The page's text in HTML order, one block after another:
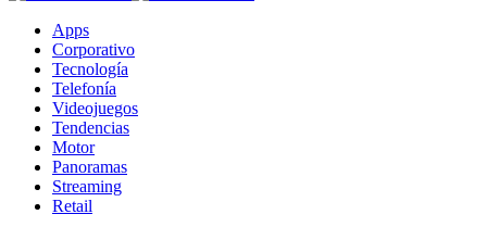
Apps
Corporativo
Tecnología
Telefonía
Videojuegos
Tendencias
Motor
Panoramas
Streaming
Retail